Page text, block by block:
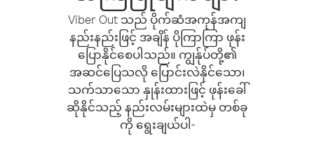
Viber Out သည် ပိုက်ဆံအကုန်အကျ
နည်းနည်းဖြင့် အချိန် ပိုကြာကြာ ဖုန်း
ပြောနိုင်စေပါသည်။ ကျွန်ုပ်တို့၏
အဆင်ပြေသလို ပြောင်းလဲနိုင်သော၊
သက်သာသော နှုန်းထားဖြင့် ဖုန်းခေါ်
ဆိုနိုင်သည့် နည်းလမ်းများထဲမှ တစ်ခု
ကို ရွေးချယ်ပါ-